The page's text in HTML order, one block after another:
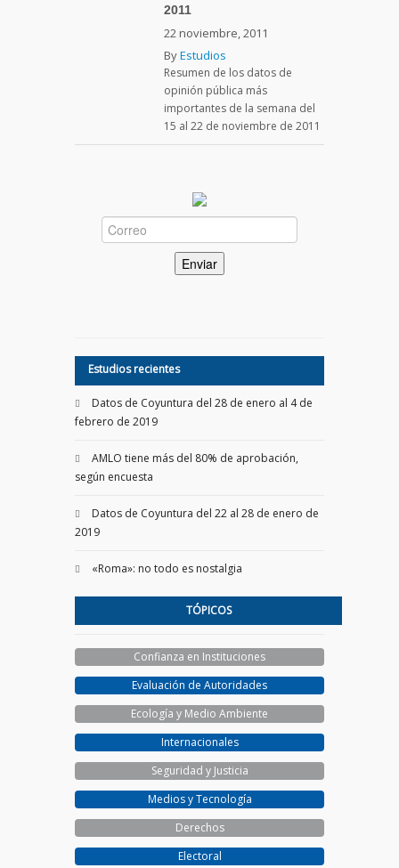
2011
22 noviembre, 2011
ByEstudios
Resumen de los datos de
opinión pública más
importantes de la semana del
15 al 22 de noviembre de 2011
Estudios recientes
Datos de Coyuntura del 28 de enero al 4 de
febrero de 2019
AMLO tiene más del 80% de aprobación,
según encuesta
Datos de Coyuntura del 22 al 28 de enero de
2019
«Roma»: no todo es nostalgia
TÓPICOS
Confianza en Instituciones
Evaluación de Autoridades
Ecología y Medio Ambiente
Internacionales
Seguridad y Justicia
Medios y Tecnología
Derechos
Electoral